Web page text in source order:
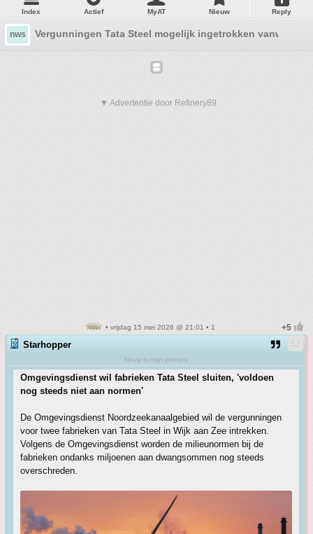
Index Actief MyAT Nieuw Reply
nws Vergunningen Tata Steel mogelijk ingetrokken vanwege
▼ Advertentie door Refinery89
• vrijdag 15 mei 2026 @ 21:01 • 1
Starhopper
Nova is mijn prinses
Omgevingsdienst wil fabrieken Tata Steel sluiten, 'voldoen
nog steeds niet aan normen'
De Omgevingsdienst Noordzeekanaalgebied wil de vergunningen
voor twee fabrieken van Tata Steel in Wijk aan Zee intrekken.
Volgens de Omgevingsdienst worden de milieunormen bij de
fabrieken ondanks miljoenen aan dwangsommen nog steeds
overschreden.